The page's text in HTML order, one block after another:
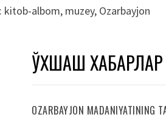
kitob-albom, muzey, Ozarbayjon
ЎХШАШ ХАБАРЛАР
OZARBAYJON MADANIYATINING